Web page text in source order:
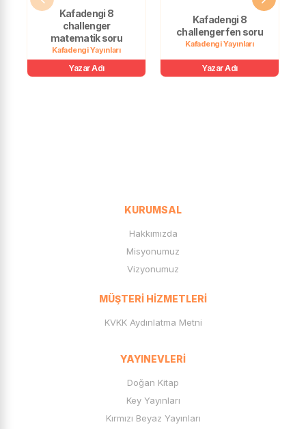
Kafadengi 8
challenger
matematik soru
Kafadengi Yayınları
Yazar Adı
Kafadengi 8
challenger fen soru
Kafadengi Yayınları
Yazar Adı
KURUMSAL
Hakkımızda
Misyonumuz
Vizyonumuz
MÜŞTERI HIZMETLERI
KVKK Aydınlatma Metni
YAYINEVLERI
Doğan Kitap
Key Yayınları
Kırmızı Beyaz Yayınları